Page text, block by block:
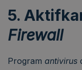
5.
Firewall
Program antivirus